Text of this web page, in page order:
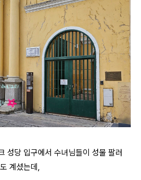
성당 입구에서 수녀님들이 성물 팔러
계셨는데,